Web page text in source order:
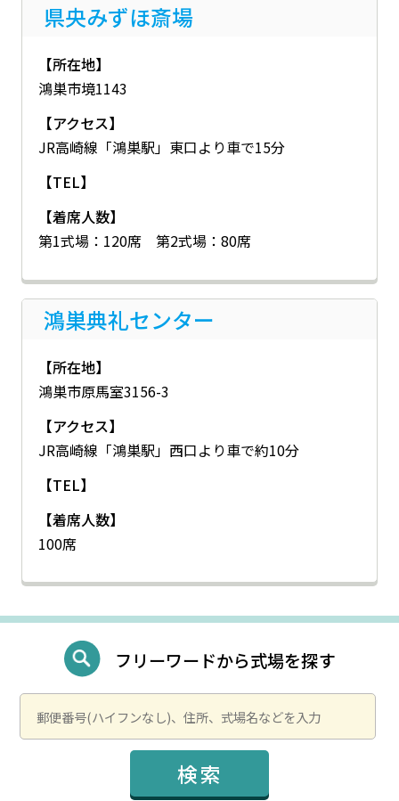
県央みずほ斎場
【所在地】
鴻巣市境1143
【アクセス】
JR高崎線「鴻巣駅」東口より車で15分
【TEL】
【着席人数】
第1式場：120席 第2式場：80席
鴻巣典礼センター
【所在地】
鴻巣市原馬室3156-3
【アクセス】
JR高崎線「鴻巣駅」西口より車で約10分
【TEL】
【着席人数】
100席
フリーワードから式場を探す